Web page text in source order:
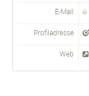
E-Mail
Profiladresse
Web